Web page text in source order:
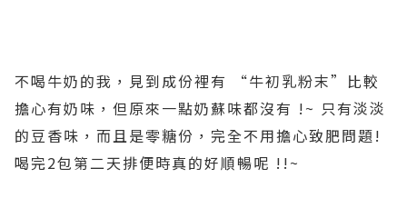
不喝牛奶的我，見到成份裡有 “牛初乳粉末”比較
擔心有奶味，但原來一點奶蘇味都沒有 !~ 只有淡淡
的豆香味，而且是零糖份，完全不用擔心致肥問題!
喝完2包第二天排便時真的好順暢呢 !!~